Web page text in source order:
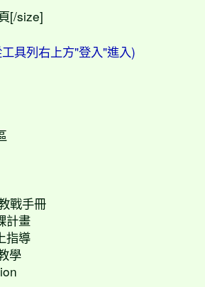
[/size]
具列右上方"登入"進入)
戰手冊
計畫
指導
學